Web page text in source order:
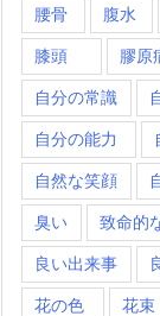
腰骨 腹水
膝頭 膠原
自分の常識
自分の能力
自然な笑顔
臭い 致命的
良い出来事
花の色 花束